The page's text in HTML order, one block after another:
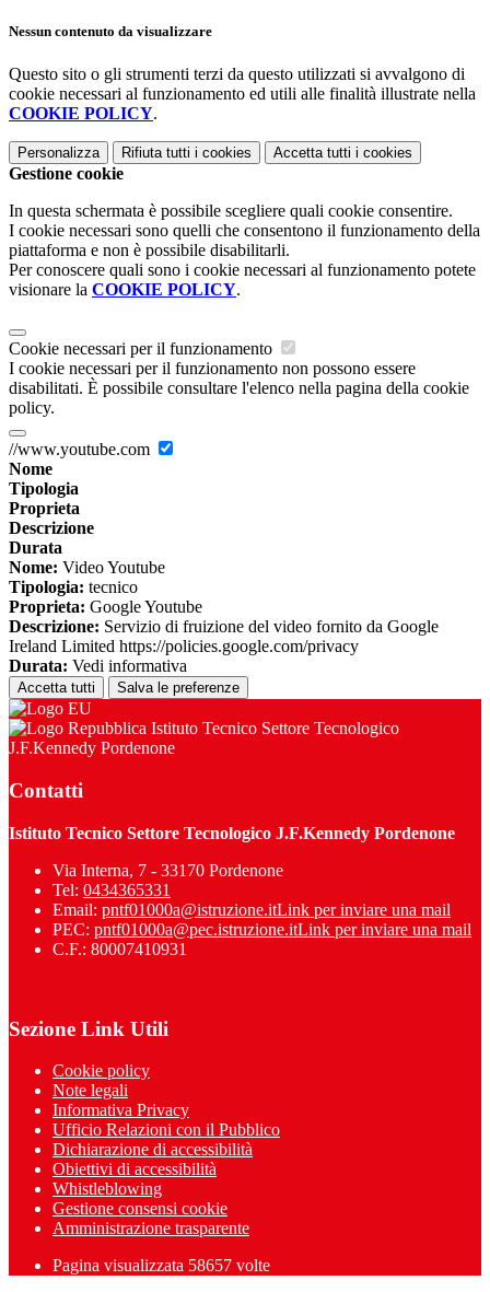
Nessun contenuto da visualizzare
Questo sito o gli strumenti terzi da questo utilizzati si avvalgono di
cookie necessari al funzionamento ed utili alle finalità illustrate nella
COOKIE POLICY.
Personalizza Rifiuta tutti i cookies Accetta tutti i cookies
Gestione cookie
In questa schermata è possibile scegliere quali cookie consentire.
I cookie necessari sono quelli che consentono il funzionamento della
piattaforma e non è possibile disabilitarli.
Per conoscere quali sono i cookie necessari al funzionamento potete
visionare la COOKIE POLICY.
Cookie necessari per il funzionamento
I cookie necessari per il funzionamento non possono essere
disabilitati. È possibile consultare l'elenco nella pagina della cookie
policy.
//www.youtube.com
Nome
Tipologia
Proprieta
Descrizione
Durata
Nome: Video Youtube
Tipologia: tecnico
Proprieta: Google Youtube
Descrizione: Servizio di fruizione del video fornito da Google
Ireland Limited https://policies.google.com/privacy
Durata: Vedi informativa
Accetta tutti Salva le preferenze
Istituto Tecnico Settore Tecnologico
J.F.Kennedy Pordenone
Contatti
Istituto Tecnico Settore Tecnologico J.F.Kennedy Pordenone
Via Interna, 7 - 33170 Pordenone
Tel: 0434365331
Email: pntf01000a@istruzione.itLink per inviare una mail
PEC: pntf01000a@pec.istruzione.itLink per inviare una mail
C.F.: 80007410931
Sezione Link Utili
Cookie policy
Note legali
Informativa Privacy
Ufficio Relazioni con il Pubblico
Dichiarazione di accessibilità
Obiettivi di accessibilità
Whistleblowing
Gestione consensi cookie
Amministrazione trasparente
Pagina visualizzata 58657 volte